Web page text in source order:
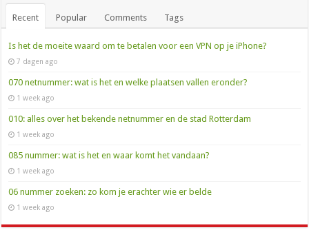
Recent Popular Comments Tags
Is het de moeite waard om te betalen voor een VPN op je iPhone?
7 dagen ago
070 netnummer: wat is het en welke plaatsen vallen eronder?
1 week ago
010: alles over het bekende netnummer en de stad Rotterdam
1 week ago
085 nummer: wat is het en waar komt het vandaan?
1 week ago
06 nummer zoeken: zo kom je erachter wie er belde
1 week ago